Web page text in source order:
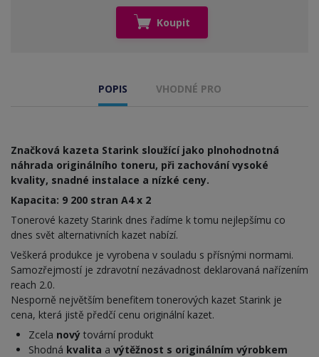
Koupit
POPIS VHODNÉ PRO
Značková kazeta Starink sloužící jako plnohodnotná
náhrada originálního toneru, při zachování vysoké
kvality, snadné instalace a nízké ceny.
Kapacita: 9 200 stran A4 x 2
Tonerové kazety Starink dnes řadíme k tomu nejlepšímu co
dnes svět alternativních kazet nabízí.
Veškerá produkce je vyrobena v souladu s přísnými normami.
Samozřejmostí je zdravotní nezávadnost deklarovaná nařízením
reach 2.0.
Nesporně největším benefitem tonerových kazet Starink je
cena, která jistě předčí cenu originální kazet.
Zcela nový tovární produkt
Shodná kvalita a výtěžnost s originálním výrobkem